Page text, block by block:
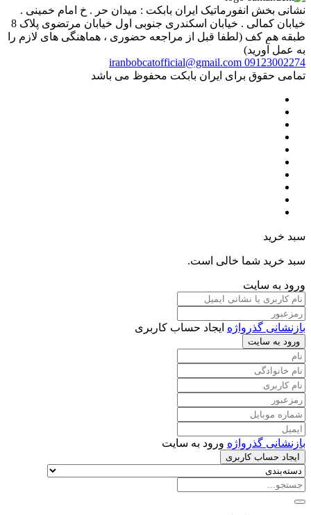
نشانی بخش انفورماتیک ایران بابکت : میدان حر . خ امام خمینی .
خیابان کمالی . خیابان اسکندری جنوبی اول خیابان مرتضوی پلاک 8
طبقه هم کف (لطفا قبل از مراجعه حضوری ، هماهنگی های لازم را
به عمل آورید)
09123002274
iranbobcatofficial@gmail.com
تمامی حقوق برای ایران بابکت محفوظ می باشد
سبد خرید
سبد خرید شما خالی است.
ورود به سایت
بازنشانی گذرواژه ایجاد حساب کاربری
ورود به سایت
بازنشانی گذرواژه ورود به سایت
ایجاد حساب کاربری